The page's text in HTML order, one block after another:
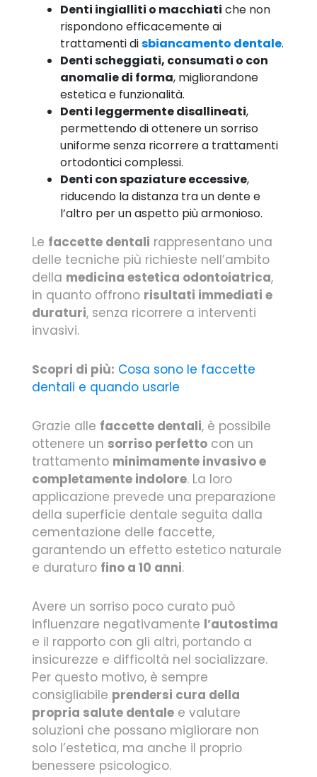
Denti ingialliti o macchiati che non
rispondono efficacemente ai
trattamenti disbiancamento dentale.
Denti scheggiati, consumati o con
anomalie di forma, migliorandone
estetica e funzionalità.
Denti leggermente disallineati,
permettendo di ottenere un sorriso
uniforme senza ricorrere a trattamenti
ortodontici complessi.
Denti con spaziature eccessive,
riducendo la distanza tra un dente e
l’altro per un aspetto più armonioso.
Le faccette dentali rappresentano una
delle tecniche più richieste nell’ambito
della medicina estetica odontoiatrica,
in quanto offrono risultati immediati e
duraturi, senza ricorrere a interventi
invasivi.
Scopri di più: Cosa sono le faccette
dentali e quando usarle
Grazie alle faccette dentali, è possibile
ottenere un sorriso perfetto con un
trattamento minimamente invasivo e
completamente indolore. La loro
applicazione prevede una preparazione
della superficie dentale seguita dalla
cementazione delle faccette,
garantendo un effetto estetico naturale
e duraturo fino a 10 anni.
Avere un sorriso poco curato può
influenzare negativamente l’autostima
e il rapporto con gli altri, portando a
insicurezze e difficoltà nel socializzare.
Per questo motivo, è sempre
consigliabile prendersi cura della
propria salute dentale e valutare
soluzioni che possano migliorare non
solo l’estetica, ma anche il proprio
benessere psicologico.